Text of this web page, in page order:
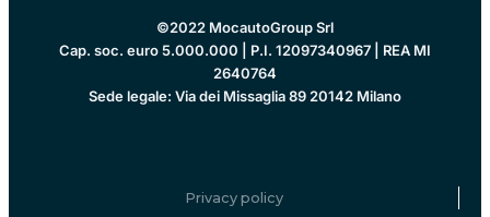
©2022 MocautoGroup Srl
Cap. soc. euro 5.000.000 | P.I. 12097340967 | REA MI
2640764
Sede legale: Via dei Missaglia 89 20142 Milano
Privacy policy